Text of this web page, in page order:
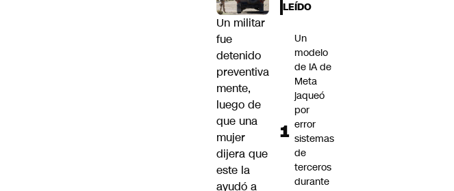
Un militar
fue
detenido
preventiva
mente,
luego de
que una
mujer
dijera que
este la
ayudó a
LEÍDO
Un
modelo
de IA de
Meta
jaqueó
por
error
sistemas
de
terceros
durante